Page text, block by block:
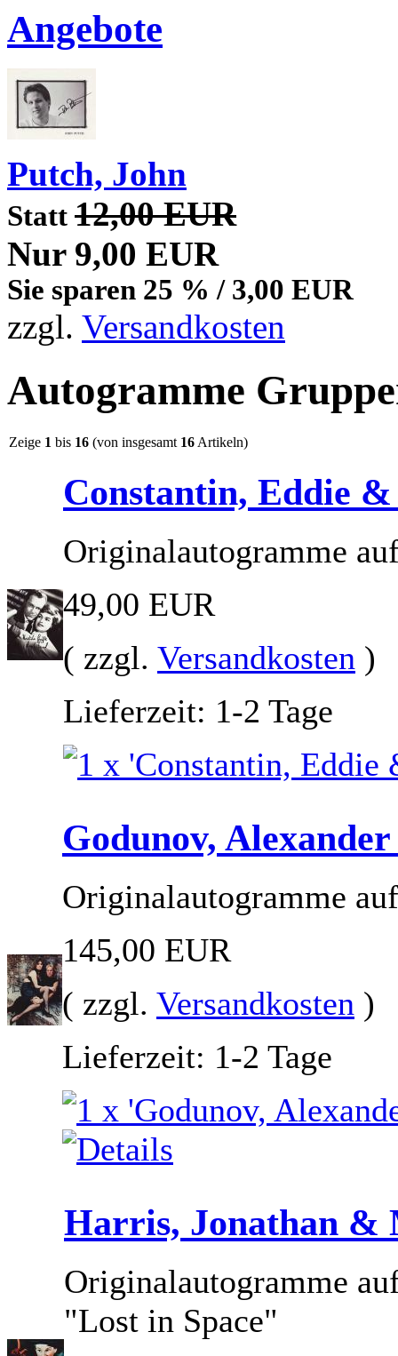
Angebote
Putch, John
Statt 12,00 EUR
Nur 9,00 EUR
Sie sparen 25 % / 3,00 EUR
zzgl. Versandkosten
Autogramme
Zeige 1 bis 16 (von insgesamt 16 Artikeln)
Constantin, Eddie
Originalautogramme
49,00 EUR
( zzgl. Versandkosten )
Lieferzeit: 1-2 Tage
Godunov,
Originalautogramme
145,00 EUR
( zzgl. Versandkosten )
Lieferzeit: 1-2 Tage
Harris, Jonathan &
Originalautogramme
"Lost in Space"